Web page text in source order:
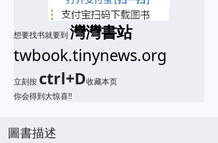
想要找书就要到 灣灣書站
twbook.tinynews.org
立刻按 ctrl+D收藏本页
你会得到大惊喜!!
圖書描述